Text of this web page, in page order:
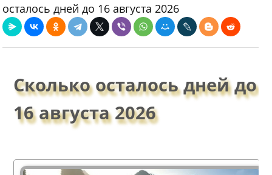
осталось дней до 16 августа 2026
Сколько осталось дней до
16 августа 2026